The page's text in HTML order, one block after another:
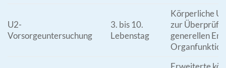
U2-
Vorsorgeuntersuchung
3. bis 10.
Lebenstag
Körperliche
zur
generellen